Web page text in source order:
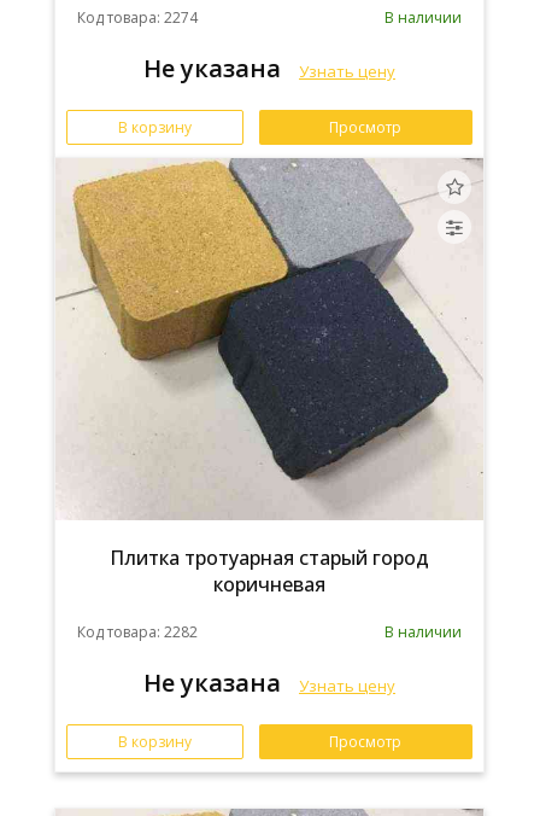
Код товара: 2274 В наличии
Не указана Узнать цену
В корзину Просмотр
Плитка тротуарная старый город
коричневая
Код товара: 2282 В наличии
Не указана Узнать цену
В корзину Просмотр